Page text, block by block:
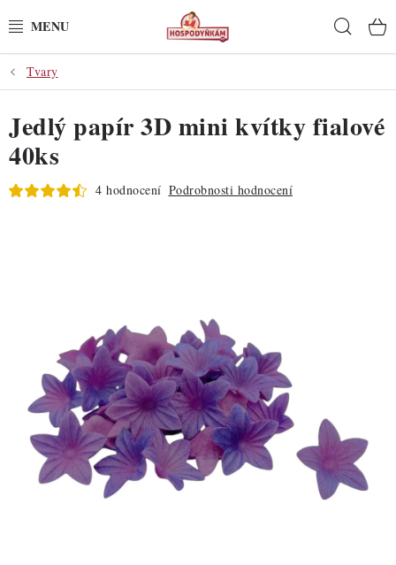
na
POTŘEBY
POMŮCKY
SUROVINY
POCHUTINY
ZDRAVÉ PEČENÍ
DÁRKOVÉ POUKAZY
TÉMATICKÉ PRODUKTY
Tvary
Jedlý papír 3D mini kvítky fialové
40ks
4 hodnocení Podrobnosti hodnocení